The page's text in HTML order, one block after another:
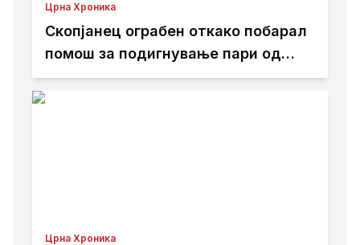
Црна Хроника
Скопјанец ограбен откако побарал
помош за подигнување пари од
банкомат
Црна Хроника